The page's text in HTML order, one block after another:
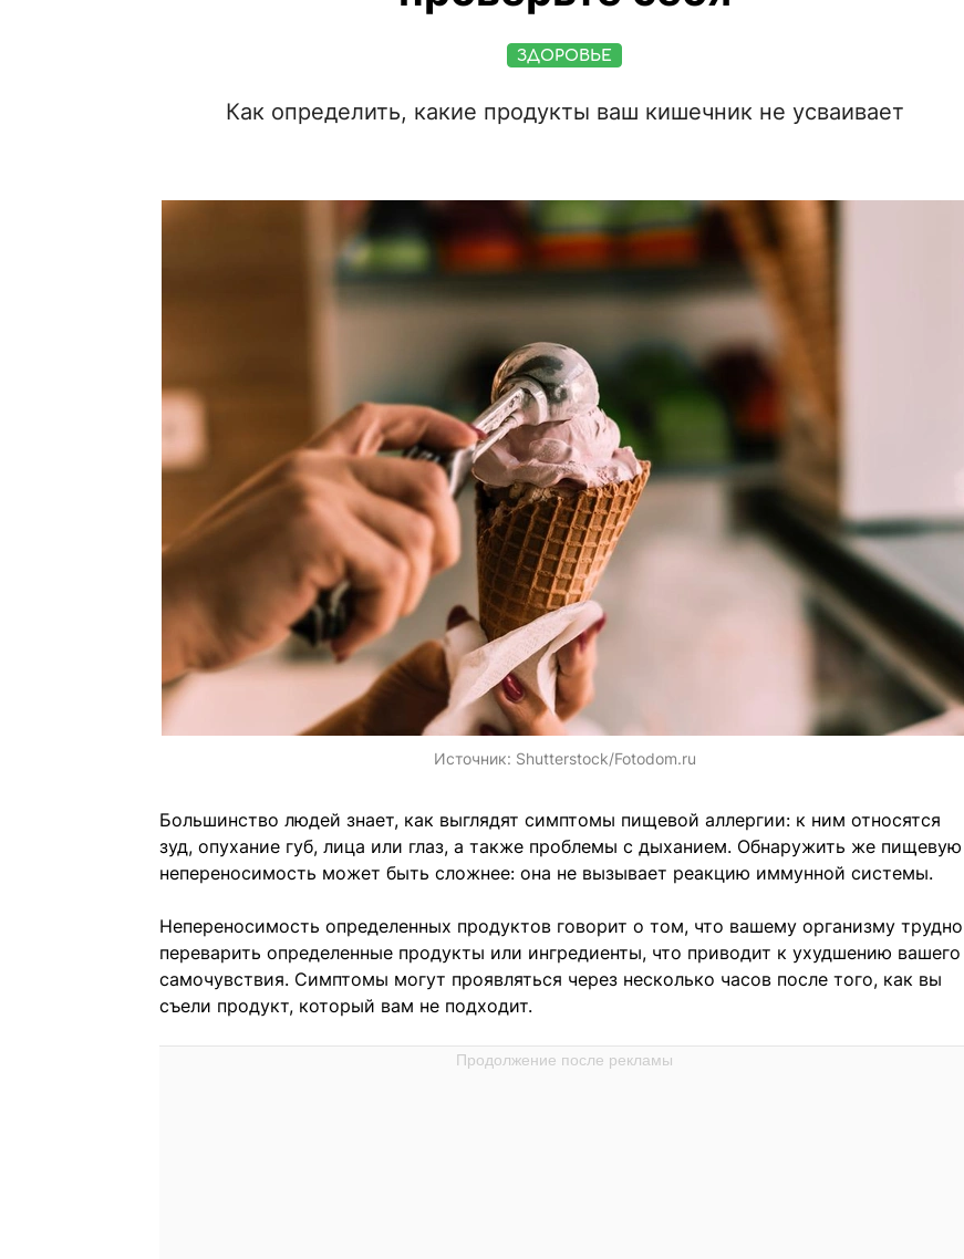
ЗДОРОВЬЕ
Как определить, какие продукты ваш кишечник не усваивает
Источник: Shutterstock/Fotodom.ru
Большинство людей знает, как выглядят симптомы пищевой аллергии: к ним относятся
зуд, опухание губ, лица или глаз, а также проблемы с дыханием. Обнаружить же пищевую
непереносимость может быть сложнее: она не вызывает реакцию иммунной системы.
Непереносимость определенных продуктов говорит о том, что вашему организму трудно
переварить определенные продукты или ингредиенты, что приводит к ухудшению вашего
самочувствия. Симптомы могут проявляться через несколько часов после того, как вы
съели продукт, который вам не подходит.